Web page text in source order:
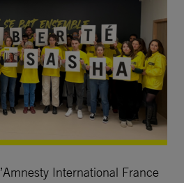
International France